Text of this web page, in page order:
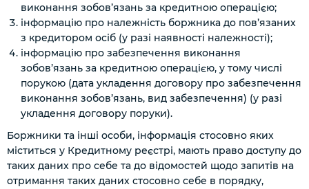
виконання зобов’язань за кредитною операцією;
інформацію про належність боржника до пов’язаних
з кредитором осіб (у разі наявності належності);
інформацію про забезпечення виконання
зобов’язань за кредитною операцією, у тому числі
порукою (дата укладення договору про забезпечення
виконання зобов’язань, вид забезпечення) (у разі
укладення договору поруки).
Боржники та інші особи, інформація стосовно яких
міститься у Кредитному реєстрі, мають право доступу до
таких даних про себе та до відомостей щодо запитів на
отримання таких даних стосовно себе в порядку,